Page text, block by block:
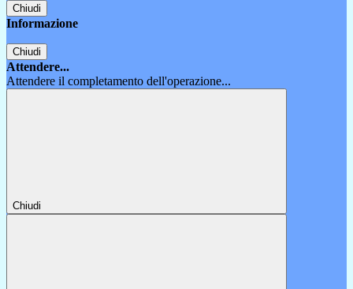
Chiudi
Informazione
Chiudi
Attendere...
Attendere il completamento dell'operazione...
Chiudi